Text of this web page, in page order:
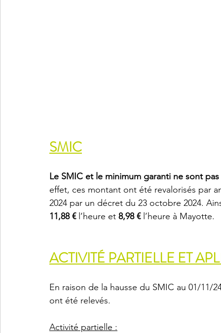
SMIC
Le SMIC et le minimum garanti ne sont pas
effet, ces montant ont été revalorisés par
2024 par un décret du 23 octobre 2024.
11,88 € l’heure et 8,98 € l’heure à Mayotte.
ACTIVITÉ PARTIELLE ET
En raison de la hausse du SMIC au 01/11/
ont été relevés.
Activité partielle :